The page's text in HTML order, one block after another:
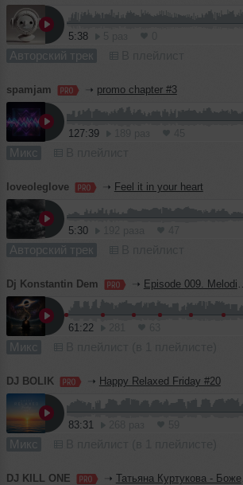
5:38
Авторский трек
spamjam ➝ promo chapter #3
127:39
Микс
loveoleglove ➝ Feel it in your heart
5:30
Авторский трек
Dj Konstantin Dem ➝ Episode 009. Melodic Soul. Reconceptualization
61:22
Микс
DJ BOLIK ➝ Happy Relaxed Friday #20
83:31
Микс
DJ KILL ONE ➝ Татьяна Куртукова - Боже, какой пустяк (KILL ONE Blend)